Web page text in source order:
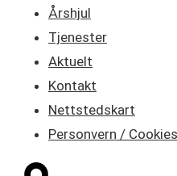
Årshjul
Tjenester
Aktuelt
Kontakt
Nettstedskart
Personvern / Cookies